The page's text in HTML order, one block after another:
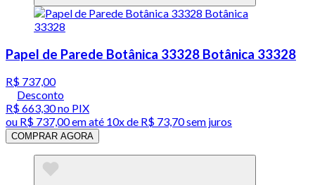
Papel de Parede Botânica 33328 Botânica 33328
R$ 737,00
Desconto
R$ 663,30no PIX
ou R$ 737,00em até 10x de R$ 73,70 sem juros
COMPRAR AGORA